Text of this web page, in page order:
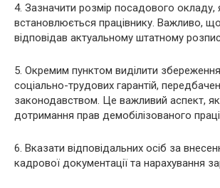
4. Зазначити розмір посадового окладу,
встановлюється працівнику. Важливо,
відповідав актуальному штатному
5. Окремим пунктом виділити
соціально-трудових гарантій,
законодавством. Це важливий аспект,
дотримання прав демобілізованого
6. Вказати відповідальних осіб за
кадрової документації та нарахування